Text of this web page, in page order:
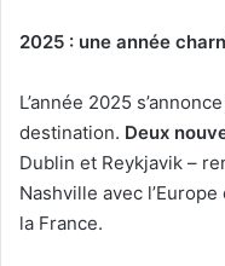
2025 : une année
L’année 2025
destination. Deux
Dublin et Reykjavik –
Nashville avec
la France.